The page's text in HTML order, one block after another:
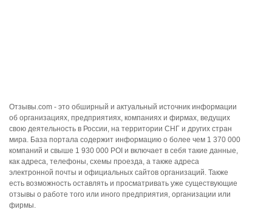
Отзывы.com - это обширный и актуальный источник информации
об организациях, предприятиях, компаниях и фирмах, ведущих
свою деятельность в России, на территории СНГ и других стран
мира. База портала содержит информацию о более чем 1 370 000
компаний и свыше 1 930 000 POI и включает в себя такие данные,
как адреса, телефоны, схемы проезда, а также адреса
электронной почты и официальных сайтов организаций. Также
есть возможность оставлять и просматривать уже существующие
отзывы о работе того или иного предприятия, организации или
фирмы.